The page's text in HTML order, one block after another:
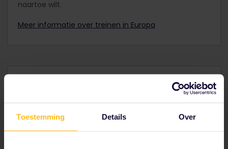
Toestemming Details Over
Vergeet niet om voordat je gaat betalen
of Seniorenpassen ook je Kinderpassen aan
Reizigers tussen de 12 en 27 jaar kunnen
naartoe wilt.
Meer informatie over treinen in Europa
Start vandaag nog met het plannen van je Interrail